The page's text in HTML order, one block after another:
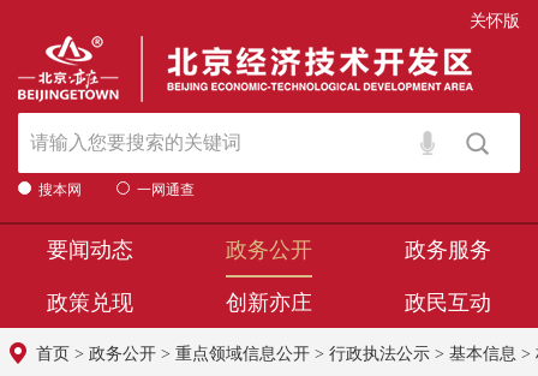
关怀版
搜本网 一网通查
要闻动态 政务公开 政务服务
政策兑现 创新亦庄 政民互动
首页 > 政务公开 > 重点领域信息公开 > 行政执法公示 > 基本信息 >